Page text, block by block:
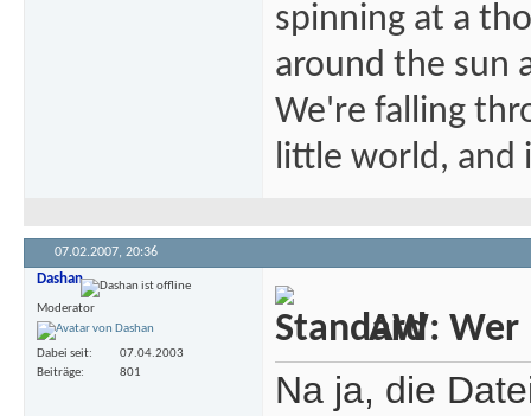
spinning at a
around the sun
We're falling
little world, and
07.02.2007, 20:36
Dashan
Moderator
Dabei seit
07.04.2003
Beiträge
801
AW: Wer
Na ja, die